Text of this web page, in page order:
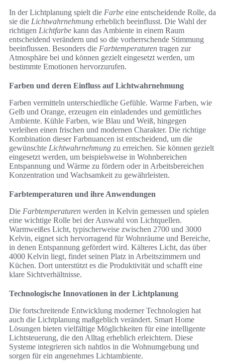
In der Lichtplanung spielt die Farbe eine entscheidende Rolle, da
sie die Lichtwahrnehmung erheblich beeinflusst. Die Wahl der
richtigen Lichtfarbe kann das Ambiente in einem Raum
entscheidend verändern und so die vorherrschende Stimmung
beeinflussen. Besonders die Farbtemperaturen tragen zur
Atmosphäre bei und können gezielt eingesetzt werden, um
bestimmte Emotionen hervorzurufen.
Farben und deren Einfluss auf Lichtwahrnehmung
Farben vermitteln unterschiedliche Gefühle. Warme Farben, wie
Gelb und Orange, erzeugen ein einladendes und gemütliches
Ambiente. Kühle Farben, wie Blau und Weiß, hingegen
verleihen einen frischen und modernen Charakter. Die richtige
Kombination dieser Farbnuancen ist entscheidend, um die
gewünschte Lichtwahrnehmung zu erreichen. Sie können gezielt
eingesetzt werden, um beispielsweise in Wohnbereichen
Entspannung und Wärme zu fördern oder in Arbeitsbereichen
Konzentration und Wachsamkeit zu gewährleisten.
Farbtemperaturen und ihre Anwendungen
Die Farbtemperaturen werden in Kelvin gemessen und spielen
eine wichtige Rolle bei der Auswahl von Lichtquellen.
Warmweißes Licht, typischerweise zwischen 2700 und 3000
Kelvin, eignet sich hervorragend für Wohnräume und Bereiche,
in denen Entspannung gefördert wird. Kälteres Licht, das über
4000 Kelvin liegt, findet seinen Platz in Arbeitszimmern und
Küchen. Dort unterstützt es die Produktivität und schafft eine
klare Sichtverhältnisse.
Technologische Innovationen in der Lichtplanung
Die fortschreitende Entwicklung moderner Technologien hat
auch die Lichtplanung maßgeblich verändert. Smart Home
Lösungen bieten vielfältige Möglichkeiten für eine intelligente
Lichtsteuerung, die den Alltag erheblich erleichtern. Diese
Systeme integrieren sich nahtlos in die Wohnumgebung und
sorgen für ein angenehmes Lichtambiente.